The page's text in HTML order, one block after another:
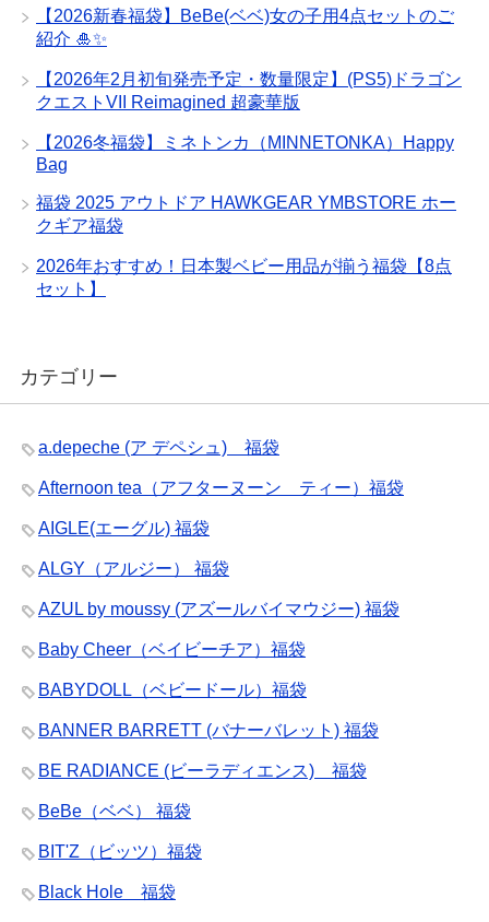
【2026新春福袋】BeBe(ベベ)女の子用4点セットのご
紹介 🎍✨
【2026年2月初旬発売予定・数量限定】(PS5)ドラゴン
クエストVII Reimagined 超豪華版
【2026冬福袋】ミネトンカ（MINNETONKA）Happy
Bag
福袋 2025 アウトドア HAWKGEAR YMBSTORE ホー
クギア福袋
2026年おすすめ！日本製ベビー用品が揃う福袋【8点
セット】
カテゴリー
a.depeche (ア デペシュ) 福袋
Afternoon tea（アフターヌーン ティー）福袋
AIGLE(エーグル) 福袋
ALGY（アルジー） 福袋
AZUL by moussy (アズールバイマウジー) 福袋
Baby Cheer（ベイビーチア）福袋
BABYDOLL（ベビードール）福袋
BANNER BARRETT (バナーバレット) 福袋
BE RADIANCE (ビーラディエンス) 福袋
BeBe（ベベ） 福袋
BIT'Z（ビッツ）福袋
Black Hole 福袋